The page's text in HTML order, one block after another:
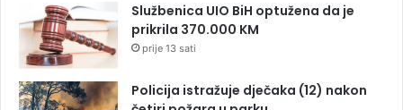
Službenica UIO BiH optužena da je
prikrila 370.000 KM
prije 13 sati
Policija istražuje dječaka (12) nakon